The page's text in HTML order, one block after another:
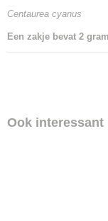
Centaurea cyanus
Een zakje bevat 2
Ook interessant